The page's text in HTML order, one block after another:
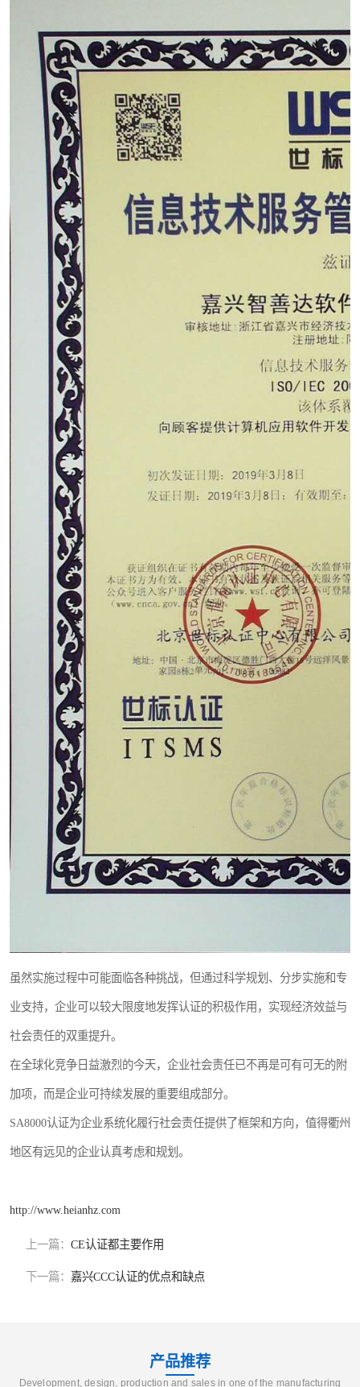
虽然实施过程中可能面临各种挑战，但通过科学规划、分步实施和专
业支持，企业可以较大限度地发挥认证的积极作用，实现经济效益与
社会责任的双重提升。
在全球化竞争日益激烈的今天，企业社会责任已不再是可有可无的附
加项，而是企业可持续发展的重要组成部分。
SA8000认证为企业系统化履行社会责任提供了框架和方向，值得衢州
地区有远见的企业认真考虑和规划。
http://www.heianhz.com
上一篇： CE认证都主要作用
下一篇： 嘉兴CCC认证的优点和缺点
产品推荐
Development, design, production and sales in one of the manufacturing